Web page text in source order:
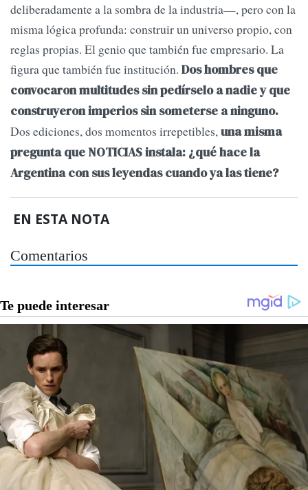
deliberadamente a la sombra de la industria—, pero con la
misma lógica profunda: construir un universo propio, con
reglas propias. El genio que también fue empresario. La
figura que también fue institución. Dos hombres que
convocaron multitudes sin pedírselo a nadie y que
construyeron imperios sin someterse a ninguno.
Dos ediciones, dos momentos irrepetibles, una misma
pregunta que NOTICIAS instala: ¿qué hace la
Argentina con sus leyendas cuando ya las tiene?
EN ESTA NOTA
Comentarios